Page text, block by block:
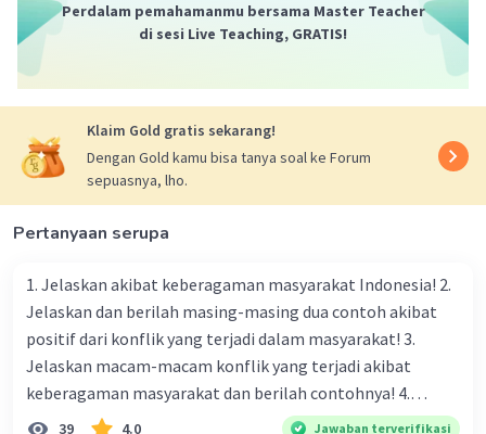
Perdalam pemahamanmu bersama Master Teacher
di sesi Live Teaching, GRATIS!
Klaim Gold gratis sekarang!
Dengan Gold kamu bisa tanya soal ke Forum
sepuasnya, lho.
Pertanyaan serupa
1. Jelaskan akibat keberagaman masyarakat Indonesia! 2.
Jelaskan dan berilah masing-masing dua contoh akibat
positif dari konflik yang terjadi dalam masyarakat! 3.
Jelaskan macam-macam konflik yang terjadi akibat
keberagaman masyarakat dan berilah contohnya! 4.
Mengapa dalam masyarakat yang memiliki keberagaman
39 4.0 Jawaban terverifikasi